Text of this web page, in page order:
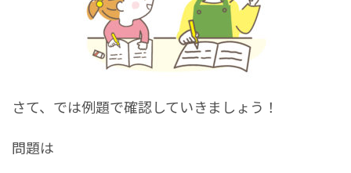
さて、では例題で確認していきましょう！
問題は